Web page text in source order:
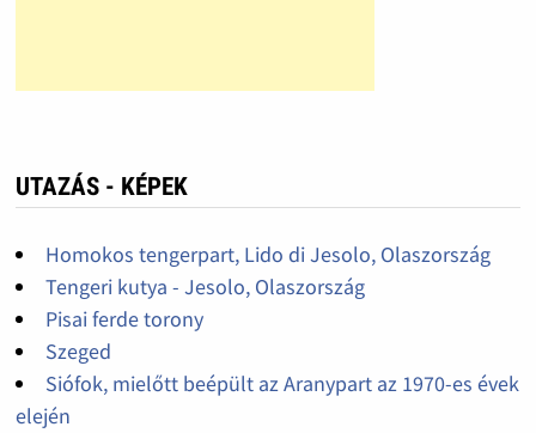
UTAZÁS - KÉPEK
Homokos tengerpart, Lido di Jesolo, Olaszország
Tengeri kutya - Jesolo, Olaszország
Pisai ferde torony
Szeged
Siófok, mielőtt beépült az Aranypart az 1970-es évek
elején